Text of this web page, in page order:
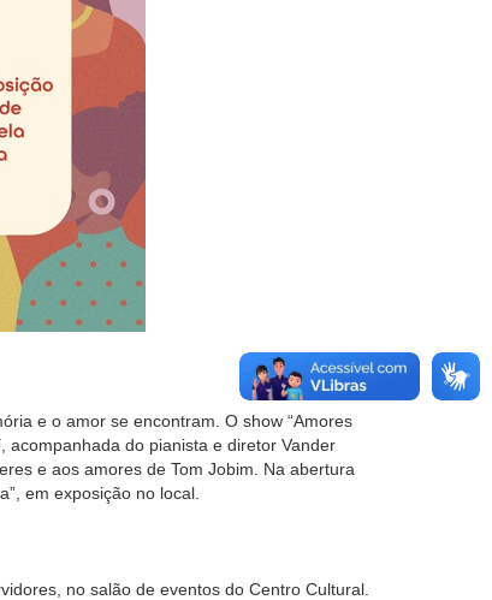
e o amor se encontram. O show “Amores
acompanhada do pianista e diretor Vander
e aos amores de Tom Jobim. Na abertura
em exposição no local.
no salão de eventos do Centro Cultural.